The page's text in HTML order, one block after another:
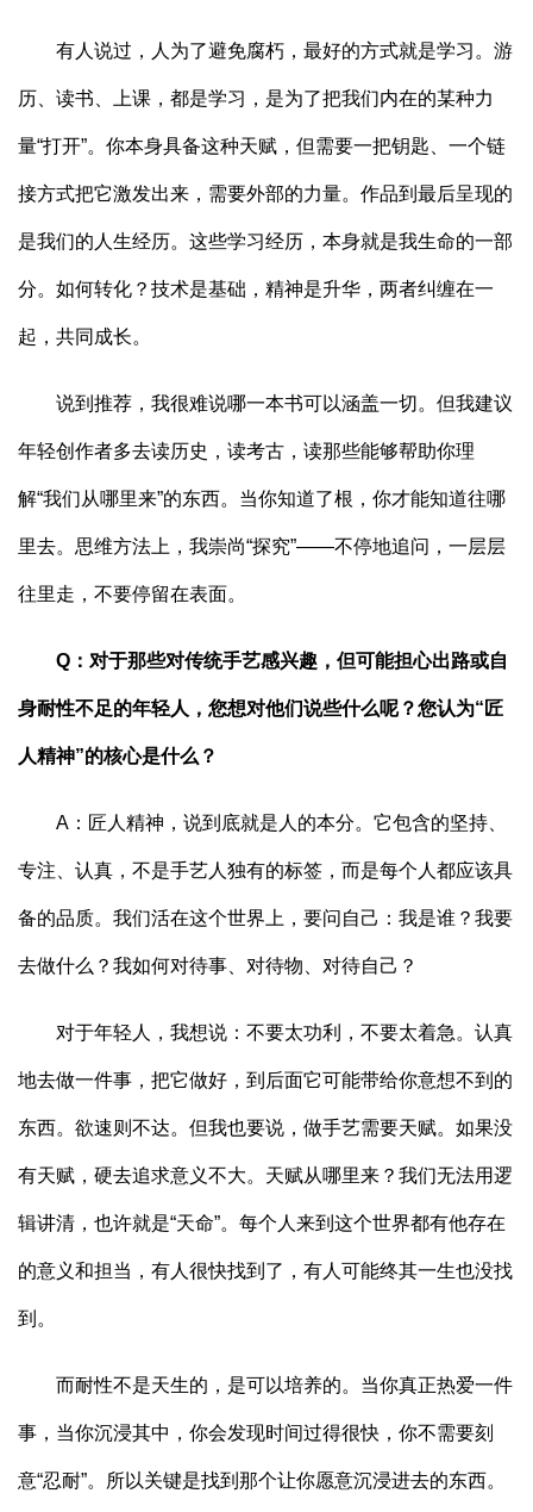
有人说过，人为了避免腐朽，最好的方式就是学习。游
历、读书、上课，都是学习，是为了把我们内在的某种力
量“打开”。你本身具备这种天赋，但需要一把钥匙、一个链
接方式把它激发出来，需要外部的力量。作品到最后呈现的
是我们的人生经历。这些学习经历，本身就是我生命的一部
分。如何转化？技术是基础，精神是升华，两者纠缠在一
起，共同成长。
说到推荐，我很难说哪一本书可以涵盖一切。但我建议
年轻创作者多去读历史，读考古，读那些能够帮助你理
解“我们从哪里来”的东西。当你知道了根，你才能知道往哪
里去。思维方法上，我崇尚“探究”——不停地追问，一层层
往里走，不要停留在表面。
Q：对于那些对传统手艺感兴趣，但可能担心出路或自
身耐性不足的年轻人，您想对他们说些什么呢？您认为“匠
人精神”的核心是什么？
A：匠人精神，说到底就是人的本分。它包含的坚持、
专注、认真，不是手艺人独有的标签，而是每个人都应该具
备的品质。我们活在这个世界上，要问自己：我是谁？我要
去做什么？我如何对待事、对待物、对待自己？
对于年轻人，我想说：不要太功利，不要太着急。认真
地去做一件事，把它做好，到后面它可能带给你意想不到的
东西。欲速则不达。但我也要说，做手艺需要天赋。如果没
有天赋，硬去追求意义不大。天赋从哪里来？我们无法用逻
辑讲清，也许就是“天命”。每个人来到这个世界都有他存在
的意义和担当，有人很快找到了，有人可能终其一生也没找
到。
而耐性不是天生的，是可以培养的。当你真正热爱一件
事，当你沉浸其中，你会发现时间过得很快，你不需要刻
意“忍耐”。所以关键是找到那个让你愿意沉浸进去的东西。